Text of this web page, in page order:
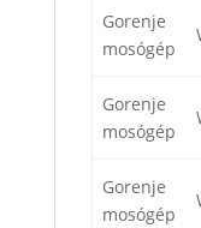
Gorenje
mosógép
Gorenje
mosógép
Gorenje
mosógép